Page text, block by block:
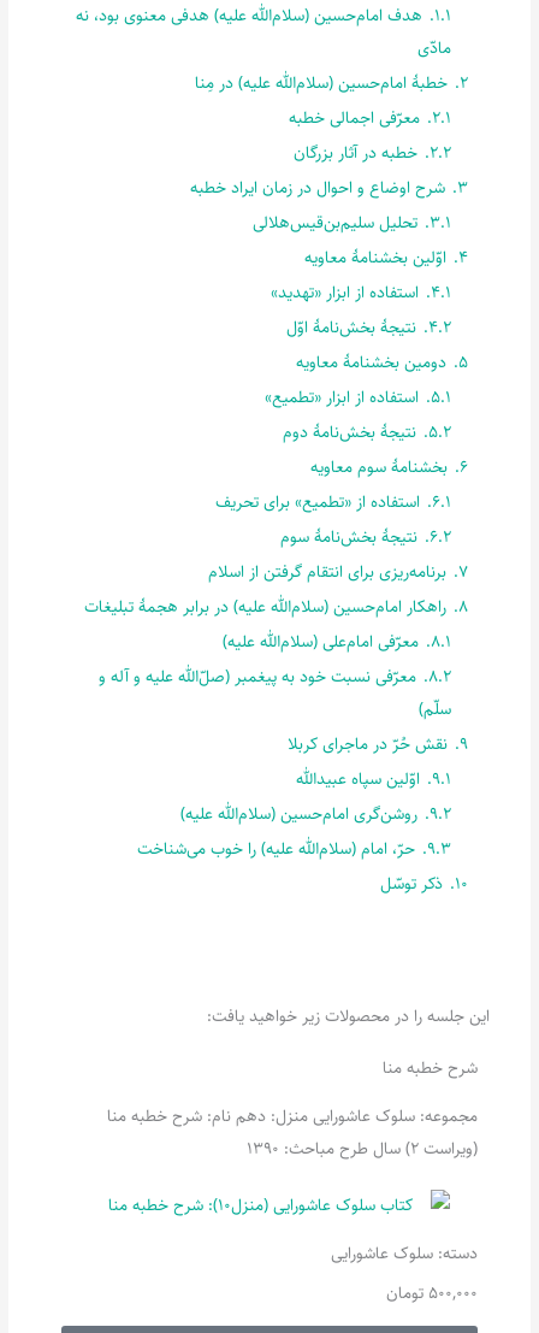
1.1. هدف امام‌حسین (سلام‌الله علیه) هدفی معنوی بود، نه
مادّی
2. خطبۀ امام‌حسین (سلام‌الله علیه) در مِنا
2.1. معرّفی اجمالی خطبه
2.2. خطبه در آثار بزرگان
3. شرح اوضاع و احوال در زمان ایراد خطبه
3.1. تحلیل سلیم‌بن‌قیس‌هلالی
4. اوّلین بخشنامۀ معاویه
4.1. استفاده از ابزار «تهدید»
4.2. نتیجۀ بخش‌نامۀ اوّل
5. دومین بخشنامۀ معاویه
5.1. استفاده از ابزار «تطمیع»
5.2. نتیجۀ بخش‌نامۀ دوم
6. بخشنامۀ سوم معاویه
6.1. استفاده از «تطمیع» برای تحریف
6.2. نتیجۀ بخش‌نامۀ سوم
7. برنامه‌ریزی برای انتقام گرفتن از اسلام
8. راهکار امام‌حسین (سلام‌الله علیه) در برابر هجمۀ تبلیغات
8.1. معرّفی امام‌علی (سلام‌الله علیه)
8.2. معرّفی نسبت خود به پیغمبر (صلّ‌الله علیه و آله و
سلّم)
9. نقش حُرّ در ماجرای کربلا
9.1. اوّلین سپاه عبیدالله
9.2. روشن‌گری امام‌حسین (سلام‌الله علیه)
9.3. حرّ، ‌امام (سلام‌الله علیه) را خوب می‌شناخت
10. ذکر توسّل
این جلسه را در محصولات زیر خواهید یافت:
شرح خطبه منا
مجموعه: سلوک عاشورایی منزل: دهم نام: شرح خطبه منا
(ویراست 2) سال طرح مباحث: 1390
دسته:سلوک عاشورایی
500,000 تومان